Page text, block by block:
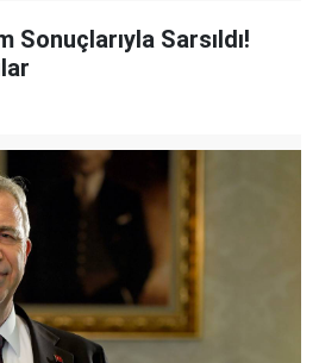
Sonuçlarıyla Sarsıldı!